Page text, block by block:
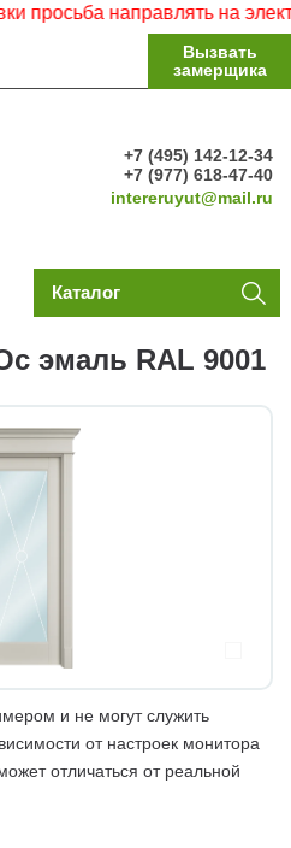
направлять на
Вызвать
замерщика
+7 (495) 142-12-34
+7 (977) 618-47-40
intereruyut@mail.ru
Каталог
эмаль RAL 9001
и не могут служить
от настроек монитора
отличаться от реальной